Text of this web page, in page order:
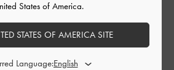
から便利
2026-05-02
States of America.
STATES OF AMERICA SITE
Language: